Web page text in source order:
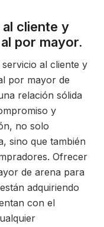
cliente y
por mayor.
al cliente y
por mayor de
relación sólida
y
no solo
sino que también
Ofrecer
de arena para
adquiriendo
con el